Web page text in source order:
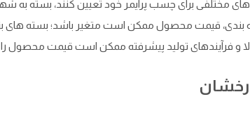
مختلفی برای چسب پرایمر خود تعیین کنند، بسته به
‌بندی، قیمت محصول ممکن است متغیر باشد؛ بسته‌ های
و فرآیندهای تولید پیشرفته ممکن است قیمت محصول